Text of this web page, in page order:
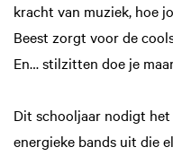
kracht van muziek, hoe
Beest zorgt voor de
En… stilzitten doe je
Dit schooljaar nodigt
energieke bands uit die